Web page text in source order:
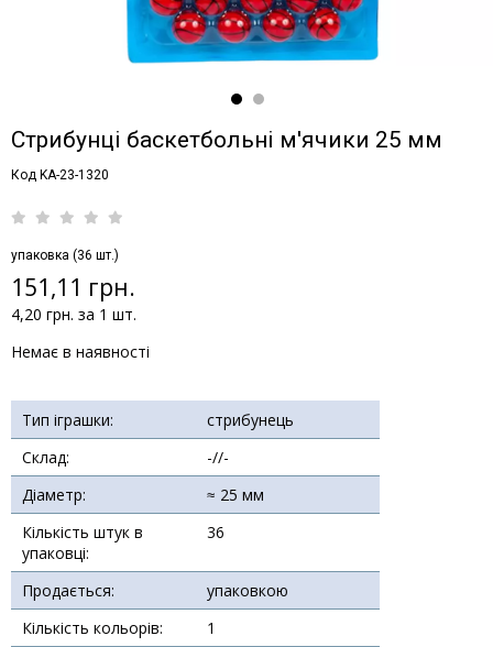
Стрибунці баскетбольні м'ячики 25 мм
Код KA-23-1320
упаковка (36 шт.)
151,11 грн.
4,20 грн. за 1 шт.
Немає в наявності
Тип іграшки:
стрибунець
Склад:
-//-
Діаметр:
≈ 25 мм
Кількість штук в
упаковці:
36
Продається:
упаковкою
Кількість кольорів:
1